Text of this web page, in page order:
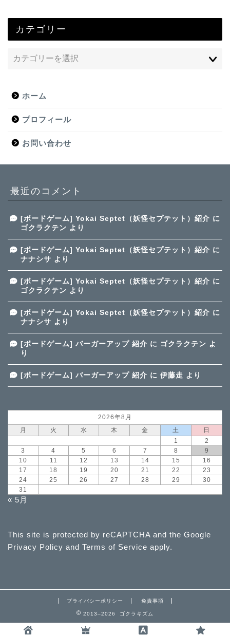
カテゴリー
ホーム
プロフィール
お問い合わせ
最近のコメント
[ボードゲーム] Yokai Septet（妖怪セプテット）紹介 に
ゴクラクテン より
[ボードゲーム] Yokai Septet（妖怪セプテット）紹介 に
ナナシサ より
[ボードゲーム] Yokai Septet（妖怪セプテット）紹介 に
ゴクラクテン より
[ボードゲーム] Yokai Septet（妖怪セプテット）紹介 に
ナナシサ より
[ボードゲーム] バーガーアップ 紹介 に ゴクラクテン よ
り
[ボードゲーム] バーガーアップ 紹介 に 伊藤走 より
2026年8月
月
火 水 木 金 土
日
1
2
3
4 5 6 7 8
9
10
11 12 13 14 15
16
17
18 19 20 21 22
23
24
25 26 27 28 29
30
31
« 5月
This site is protected by reCAPTCHA and the Google
Privacy Policy and Terms of Service apply.
プライバシーポリシー 免責事項
2013–2026 ゴクラキズム